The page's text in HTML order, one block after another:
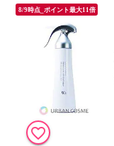
8/9時点_ポイント最大11倍